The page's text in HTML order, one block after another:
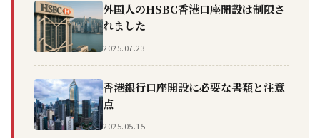
外国人のHSBC香港口座開設は制限さ
れました
2025.07.23
香港銀行口座開設に必要な書類と注意
点
2025.05.15